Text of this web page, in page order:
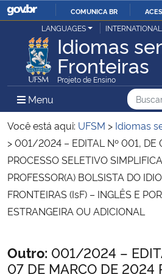
IR
PARA
O
COMUNICA BR
Ministério da Justiça e Segurança Pública
Ministério da Defesa
Ministério das Relações Exteriores
Ministério da Economia
Ministério da Educação
LANGUAGES INTERNATIONAL
Idiomas
Fronteiras
Projeto de Ensino
Menu Menu Principal do Sítio
Busca
Busca:
Você está aqui: UFSM > Idiomas
>001/2024 – EDITAL Nº 001, DE
PROCESSO SELETIVO
PROFESSOR(A) BOLSISTA DO
FRONTEIRAS (IsF) – INGLÊS E
ESTRANGEIRA OU ADICIONAL
Início do conteúdo
Outro: 001/2024 –
07 DE MARÇO DE 2024